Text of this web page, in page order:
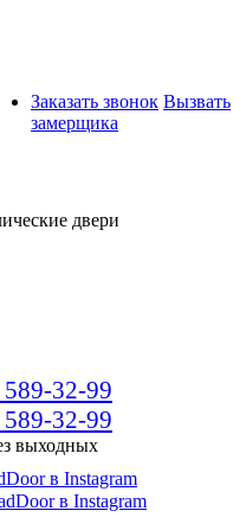
Заказать звонок Вызвать
замерщика
589-32-99
589-32-99
выходных
в Instagram